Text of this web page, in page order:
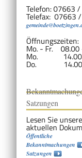
Telefon: 07663
Telefax: 07663
Öffnungszeiten:
Mo. - Fr. 08.00
Mo. 14.00 -
Do. 14.00 -
Satzungen
Lesen Sie unsere
aktuellen
Öffentliche
Bekanntmachungen
Satzungen